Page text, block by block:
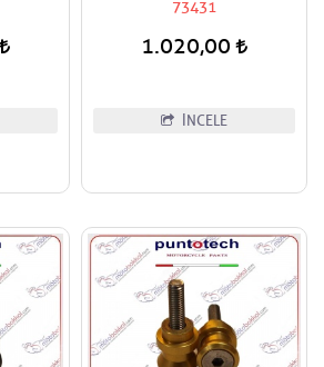
Hornet Vicma Debriyaj
73431
1.020,00
İNCELE